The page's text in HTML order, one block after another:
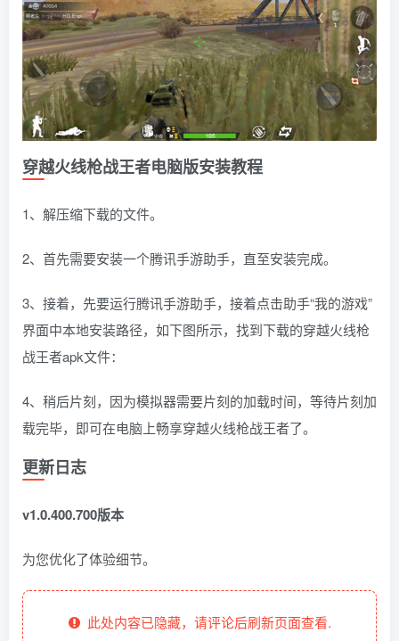
穿越火线枪战王者电脑版安装教程
1、解压缩下载的文件。
2、首先需要安装一个腾讯手游助手，直至安装完成。
3、接着，先要运行腾讯手游助手，接着点击助手“我的游戏”
界面中本地安装路径，如下图所示，找到下载的穿越火线枪
战王者apk文件：
4、稍后片刻，因为模拟器需要片刻的加载时间，等待片刻加
载完毕，即可在电脑上畅享穿越火线枪战王者了。
更新日志
v1.0.400.700版本
为您优化了体验细节。
此处内容已隐藏，请评论后刷新页面查看.